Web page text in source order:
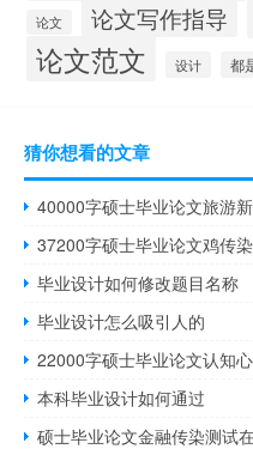
论文 论文写作指导
论文范文 设计 都
猜你想看的文章
40000字硕士毕业论文旅游
毕业设计如何修改题目名称
毕业设计怎么吸引人的
本科毕业设计如何通过
硕士毕业论文金融传染测试